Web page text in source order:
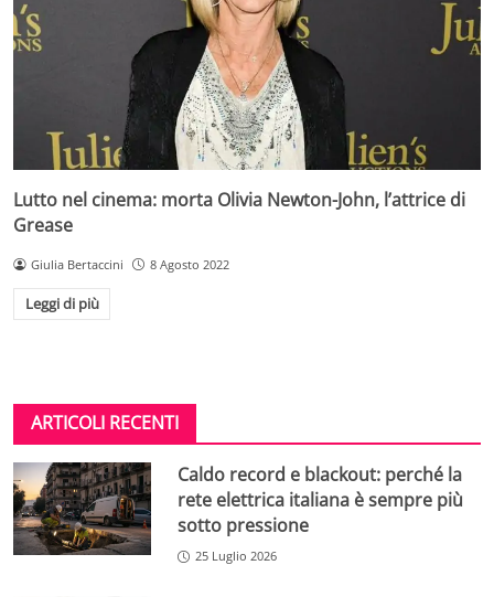
Lutto nel cinema: morta Olivia Newton-John, l’attrice di
Grease
Giulia Bertaccini 8 Agosto 2022
Leggi di più
ARTICOLI RECENTI
Caldo record e blackout: perché la
rete elettrica italiana è sempre più
sotto pressione
25 Luglio 2026